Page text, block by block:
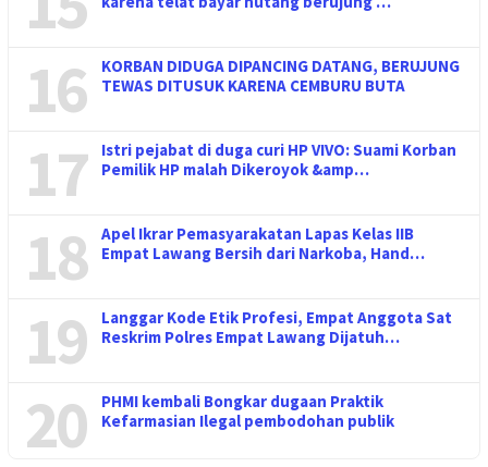
16
KORBAN DIDUGA DIPANCING DATANG, BERUJUNG
TEWAS DITUSUK KARENA CEMBURU BUTA
17
Istri pejabat di duga curi HP VIVO: Suami Korban
Pemilik HP malah Dikeroyok &amp…
18
Apel Ikrar Pemasyarakatan Lapas Kelas IIB
Empat Lawang Bersih dari Narkoba, Hand…
19
Langgar Kode Etik Profesi, Empat Anggota Sat
Reskrim Polres Empat Lawang Dijatuh…
20
PHMI kembali Bongkar dugaan Praktik
Kefarmasian Ilegal pembodohan publik